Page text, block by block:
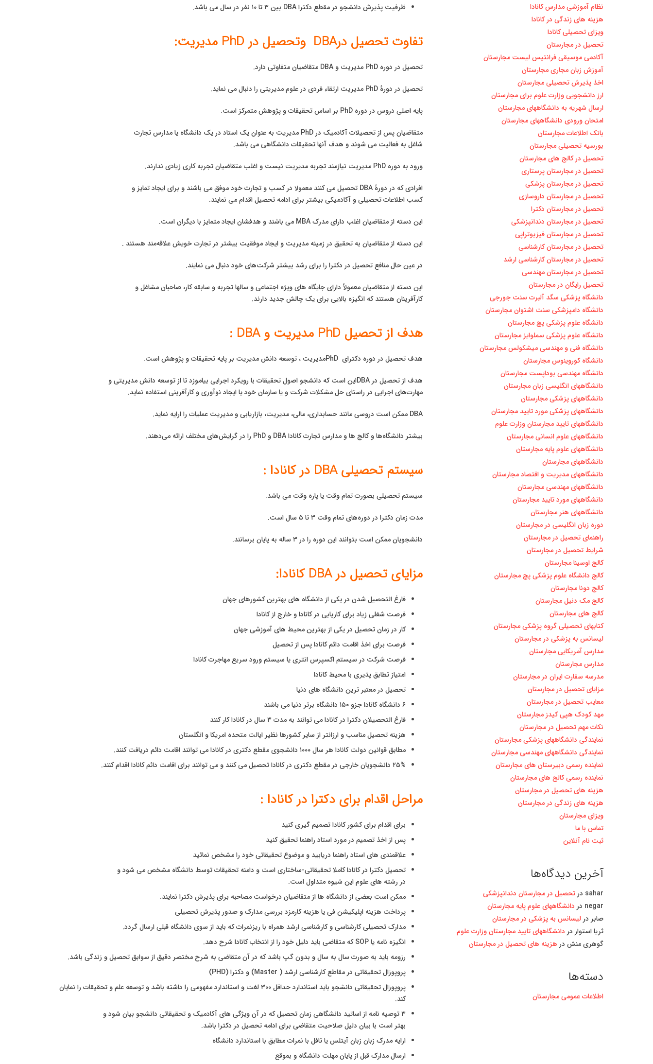
ظرفیت پذیرش دانشجو در مقطع دکترا DBA بین ۳ تا ۱۰ نفر در سال می باشد.
تفاوت تحصیل درDBA وتحصیل در PhD مدیریت:
تحصیل در دوره PhD مدیریت و DBA متقاضیان متفاوتی دارد.
تحصیل در دورهٔ PhD مدیریت ارتقاء فردی در علوم مدیریتی را دنبال می نماید.
پایه اصلی دروس در دوره PhD بر اساس تحقیقات و پژوهش متمرکز است.
متقاضیان پس از تحصیلات آکادمیک در PhD مدیریت به عنوان یک استاد در یک دانشگاه یا مدارس تجارت
شاغل به فعالیت می شوند و هدف آنها تحقیقات دانشگاهی می باشد.
ورود به دوره PhD مدیریت نیازمند تجربه مدیریت نیست و اغلب متقاضیان تجربه کاری زیادی ندارند.
افرادی که در دورهٔ DBA تحصیل می کنند معمولا در کسب و تجارت خود موفق می باشند و برای ایجاد تمایز و
کسب اطلاعات تحصیلی و آکادمیکی بیشتر برای ادامه تحصیل اقدام می نمایند.
این دسته از متقاضیان اغلب دارای مدرک MBA می باشند و هدفشان ایجاد متمایز با دیگران است.
این دسته از متقاضیان به تحقیق در زمینه مدیریت و ایجاد موفقیت بیشتر در تجارت خویش علاقه‌مند هستند .
در عین حال منافع تحصیل در دکترا را برای رشد بیشتر شرکت‌های خود دنبال می نمایند.
این دسته از متقاضیان معمولاً دارای جایگاه های ویژه اجتماعی و سالها تجربه و سابقه کار، صاحبان مشاغل و
کارآفرینان هستند که انگیزه بالایی برای یک چالش جدید دارند.
هدف از تحصیل PhD مدیریت و DBA :
هدف تحصیل در دوره دکترای PhDمدیریت ، توسعه دانش مدیریت بر پایه تحقیقات و پژوهش‌ است.
هدف از تحصیل در DBAاین است که دانشجو اصول تحقیقات با رویکرد اجرایی بیاموزد تا از توسعه دانش مدیریتی و
مهارت‌های اجرایی در راستای حل مشکلات شرکت و یا سازمان خود یا ایجاد نوآوری و کارآفرینی استفاده نماید.
DBA ممکن است دروسی مانند حسابداری، مالی، مدیریت، بازاریابی و مدیریت عملیات را ارایه نماید.
بیشتر دانشگاه‌ها و کالج ها و مدارس تجارت کانادا DBA و PhD را در گرایش‌های مختلف ارائه می‌دهند.
سیستم تحصیلی DBA در کانادا :
سیستم تحصیلی بصورت تمام وقت یا پاره وقت می باشد.
مدت زمان دکترا در دوره‌های تمام وقت ۳ تا ۵ سال است.
دانشجویان ممکن است بتوانند این دوره را در ۳ ساله به پایان برسانند.
مزایای تحصیل در DBA کانادا:
فارغ التحصیل شدن در یکی از دانشگاه های بهترین کشورهای جهان
فرصت شغلی زیاد برای کاریابی در کانادا و خارج از کانادا
کار در زمان تحصیل در یکی از بهترین محیط های آموزشی جهان
فرصت برای اخذ اقامت دائم کانادا پس از تحصیل
فرصت شرکت در سیستم اکسپرس انتری یا سیستم ورود سریع مهاجرت کانادا
امتیاز تطابق پذیری با محیط کانادا
تحصیل در معتبر ترین دانشگاه های دنیا
۶ دانشگاه کانادا جزو ۱۵۰ دانشگاه برتر دنیا می باشند
فارغ التحصیلان دکترا در کانادا می توانند به مدت ۳ سال در کانادا کار کنند
هزینه تحصیل مناسب و ارزانتر از سایر کشورها نظیر ایالت متحده امریکا و انگلستان
مطابق قوانین دولت کانادا هر سال ۱۰۰۰ دانشجوی مقطع دکتری در کانادا می توانند اقامت دائم دریافت کنند.
۲۵% دانشجویان خارجی در مقطع دکتری در کانادا تحصیل می کنند و می توانند برای اقامت دائم کانادا اقدام کنند.
مراحل اقدام برای دکترا در کانادا :
برای اقدام برای کشور کانادا تصمیم گیری کنید
پس از اخذ تصمیم در مورد استاد راهنما تحقیق کنید
علاقمندی های استاد راهنما دریابید و موضوع تحقیقاتی خود را مشخص نمائید
تحصیل دکترا در کانادا کاملا تحقیقاتی-ساختاری است و دامنه تحقیقات توسط دانشگاه مشخص می شود و
در رشته های علوم این شیوه متداول است.
ممکن است بعضی از دانشگاه ها از متقاضیان درخواست مصاحبه برای پذیرش دکترا نمایند.
پرداخت هزینه اپلیکیشن فی یا هزینه کارمزد بررسی مدارک و صدور پذیرش تحصیلی
مدارک تحصیلی کارشناسی و کارشناسی ارشد همراه با ریزنمرات که باید از سوی دانشگاه قبلی ارسال گردد.
انگیزه نامه یا SOP که متقاضی باید دلیل خود را از انتخاب کانادا شرح دهد.
رزومه باید به صورت سال به سال و بدون گپ باشد که در آن متقاضی به شرح مختصر دقیق از سوابق تحصیل و زندگی باشد.
پروپوزال تحقیقاتی در مقاطع کارشناسی ارشد ( Master) و دکترا (PHD)
پروپوزال تحقیقاتی دانشجو باید استاندارد حداقل ۳۰۰ لغت و استاندارد مفهومی را داشته باشد و توسعه علم و تحقیقات را نمایان
کند.
۳ توصیه نامه از اساتید دانشگاهی زمان تحصیل که در آن ویژگی های آکادمیک و تحقیقاتی دانشجو بیان شود و
بهتر است با بیان دلیل صلاحیت متقاضی برای ادامه تحصیل در دکترا باشد.
ارایه مدرک زبان زبان آیتلس یا تافل با نمرات مطابق با استاندارد دانشگاه
ارسال مدارک قبل از پایان مهلت دانشگاه و بموقع
نظام آموزشی مدارس کانادا
هزینه های زندگی در کانادا
ویزای تحصیلی کانادا
تحصیل در مجارستان
آکادمی موسیقی فرانتیس لیست مجارستان
آموزش زبان مجاری مجارستان
اخذ پذیرش تحصیلی مجارستان
ارز دانشجویی وزارت علوم برای مجارستان
ارسال شهریه به دانشگاههای مجارستان
امتحان ورودی دانشگاههای مجارستان
بانک اطلاعات مجارستان
بورسیه تحصیلی مجارستان
تحصیل در کالج های مجارستان
تحصیل در مجارستان پرستاری
تحصیل در مجارستان پزشکی
تحصیل در مجارستان داروسازی
تحصیل در مجارستان دکترا
تحصیل در مجارستان دندانپزشکی
تحصیل در مجارستان فیزیوتراپی
تحصیل در مجارستان کارشناسی
تحصیل در مجارستان کارشناسی ارشد
تحصیل در مجارستان مهندسی
تحصیل رایگان در مجارستان
دانشگاه پزشکی سگد آلبرت سنت جورجی
دانشگاه دامپزشکی سنت اشتوان مجارستان
دانشگاه علوم پزشکی پچ مجارستان
دانشگاه علوم پزشکی سملوایز مجارستان
دانشگاه فنی و مهندسی میشکولس مجارستان
دانشگاه کوروینوس مجارستان
دانشگاه مهندسی بوداپست مجارستان
دانشگاههای انگلیسی زبان مجارستان
دانشگاههای پزشکی مجارستان
دانشگاههای پزشکی مورد تایید مجارستان
دانشگاههای تایید مجارستان وزارت علوم
دانشگاههای علوم انسانی مجارستان
دانشگاههای علوم پایه مجارستان
دانشگاههای مجارستان
دانشگاههای مدیریت و اقتصاد مجارستان
دانشگاههای مهندسی مجارستان
دانشگاههای مورد تایيد مجارستان
دانشگاههای هنر مجارستان
دوره زبان انگليسی در مجارستان
راهنمای تحصیل در مجارستان
شرایط تحصیل در مجارستان
کالج اوسینا مجارستان
کالج دانشگاه علوم پزشکی پچ مجارستان
کالج دونا مجارستان
کالج مک دنیل مجارستان
کالج های مجارستان
کتابهای تحصیلی گروه پزشکی مجارستان
لیسانس به پزشکی در مجارستان
مدارس آمریکایی مجارستان
مدارس مجارستان
مدرسه سفارت ایران در مجارستان
مزایای تحصیل در مجارستان
معایب تحصیل در مجارستان
مهد کودک هپی کیدز مجارستان
نکات مهم تحصیل در مجارستان
نمایندگی دانشگاههای پزشکی مجارستان
نمایندگی دانشگاههای مهندسی مجارستان
نماینده رسمی دبیرستان های مجارستان
نماینده رسمی کالج های مجارستان
هزینه های تحصیل در مجارستان
هزینه های زندگی در مجارستان
ویزای مجارستان
تماس با ما
ثبت نام آنلاین
آخرین دیدگاه‌ها
sahar در تحصیل در مجارستان دندانپزشکی
negar در دانشگاههای علوم پایه مجارستان
صابر در لیسانس به پزشکی در مجارستان
ثریا استوار در دانشگاههای تایید مجارستان وزارت علوم
گوهری منش در هزینه های تحصیل در مجارستان
دسته‌ها
اطلاعات عمومی مجارستان